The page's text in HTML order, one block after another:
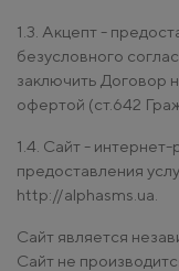
1.3. Акцепт -
безусловного
заключить Договор
офертой (ст.642
1.4. Сайт -
предоставления
http://alphasms.ua.
Сайт является
Сайт не